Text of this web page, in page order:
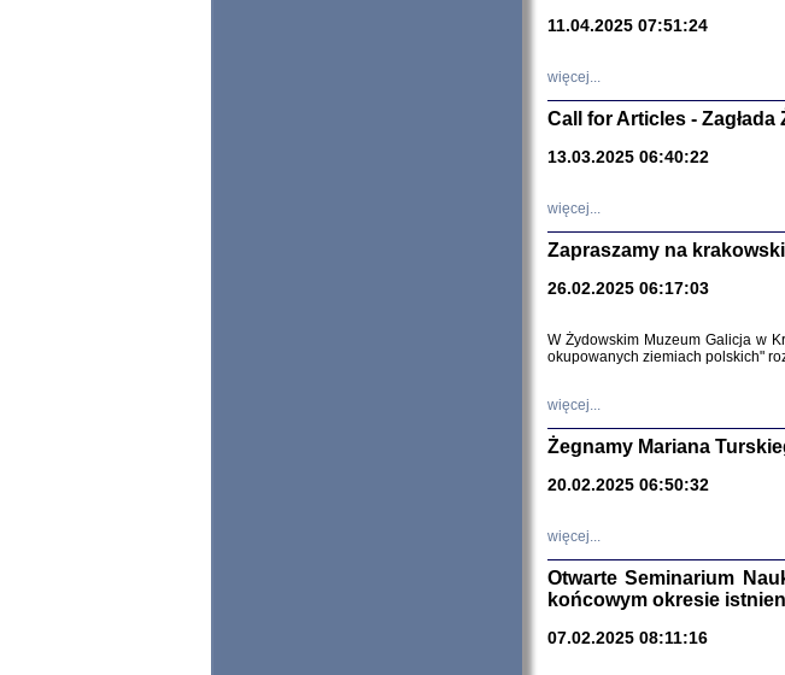
11.04.2025 07:51:24
więcej...
Call for Articles - Zagłada
13.03.2025 06:40:22
więcej...
Zapraszamy na
26.02.2025 06:17:03
W Żydowskim Muzeum Galicja w
okupowanych ziemiach polskich"
więcej...
Żegnamy Mariana
20.02.2025 06:50:32
więcej...
Otwarte Seminarium
końcowym okresie
07.02.2025 08:11:16